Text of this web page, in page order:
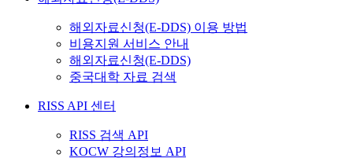
해외자료신청(E-DDS) 이용 방법
비용지원 서비스 안내
해외자료신청(E-DDS)
중국대학 자료 검색
RISS API 센터
RISS 검색 API
KOCW 강의정보 API